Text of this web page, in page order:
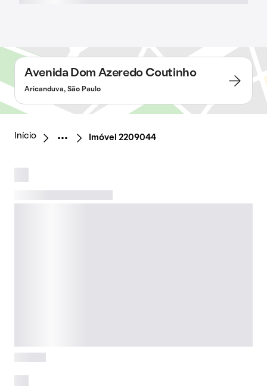
Avenida Dom Azeredo Coutinho
Aricanduva, São Paulo
Início Imóvel 2209044